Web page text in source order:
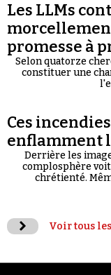
Les LLMs
promesse à
Selon quatorze
constituer une
Ces
enflamment
Derrière les
complosphère
chrétienté.
Voir tous